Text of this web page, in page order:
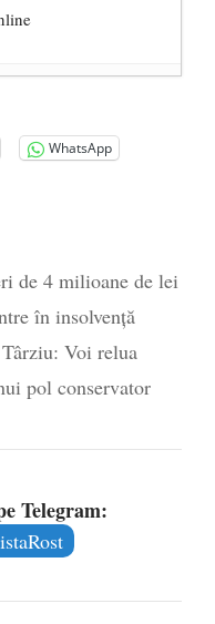
despre
înlăturat din Iași
WhatsApp
de 4 milioane de lei
în insolvență
Voi relua
pol conservator
Telegram: